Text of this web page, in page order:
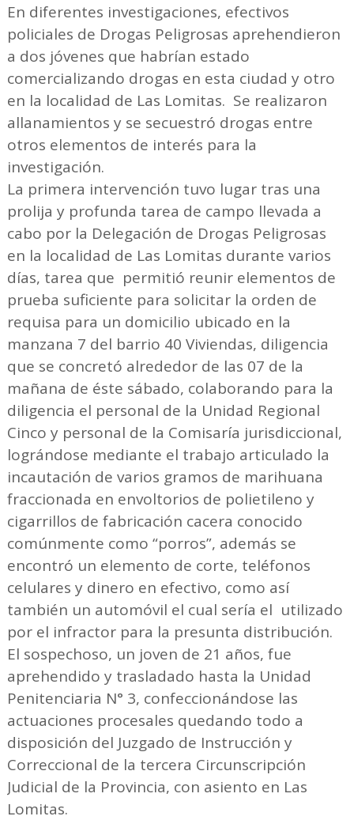
En diferentes investigaciones, efectivos
policiales de Drogas Peligrosas aprehendieron
a dos jóvenes que habrían estado
comercializando drogas en esta ciudad y otro
en la localidad de Las Lomitas. Se realizaron
allanamientos y se secuestró drogas entre
otros elementos de interés para la
investigación.
La primera intervención tuvo lugar tras una
prolija y profunda tarea de campo llevada a
cabo por la Delegación de Drogas Peligrosas
en la localidad de Las Lomitas durante varios
días, tarea que permitió reunir elementos de
prueba suficiente para solicitar la orden de
requisa para un domicilio ubicado en la
manzana 7 del barrio 40 Viviendas, diligencia
que se concretó alrededor de las 07 de la
mañana de éste sábado, colaborando para la
diligencia el personal de la Unidad Regional
Cinco y personal de la Comisaría jurisdiccional,
lográndose mediante el trabajo articulado la
incautación de varios gramos de marihuana
fraccionada en envoltorios de polietileno y
cigarrillos de fabricación cacera conocido
comúnmente como “porros”, además se
encontró un elemento de corte, teléfonos
celulares y dinero en efectivo, como así
también un automóvil el cual sería el utilizado
por el infractor para la presunta distribución.
El sospechoso, un joven de 21 años, fue
aprehendido y trasladado hasta la Unidad
Penitenciaria N° 3, confeccionándose las
actuaciones procesales quedando todo a
disposición del Juzgado de Instrucción y
Correccional de la tercera Circunscripción
Judicial de la Provincia, con asiento en Las
Lomitas.